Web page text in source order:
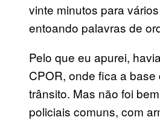
vinte minutos para
entoando palavras de
Pelo que eu apurei,
CPOR, onde fica a
trânsito. Mas não foi
policiais comuns, com